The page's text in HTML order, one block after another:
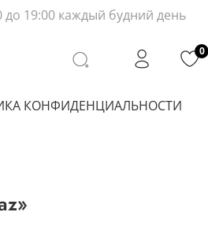
до 19:00 каждый будний день
0
КОНФИДЕНЦИАЛЬНОСТИ